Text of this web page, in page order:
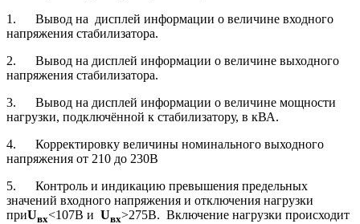
1. Вывод на дисплей информации о величине входного
напряжения стабилизатора.
2. Вывод на дисплей информации о величине выходного
напряжения стабилизатора.
3. Вывод на дисплей информации о величине мощности
нагрузки, подключённой к стабилизатору, в кВА.
4. Корректировку величины номинального выходного
напряжения от 210 до 230В
5. Контроль и индикацию превышения предельных
значений входного напряжения и отключения нагрузки
приUвх<107В и Uвх>275В. Включение нагрузки происходит